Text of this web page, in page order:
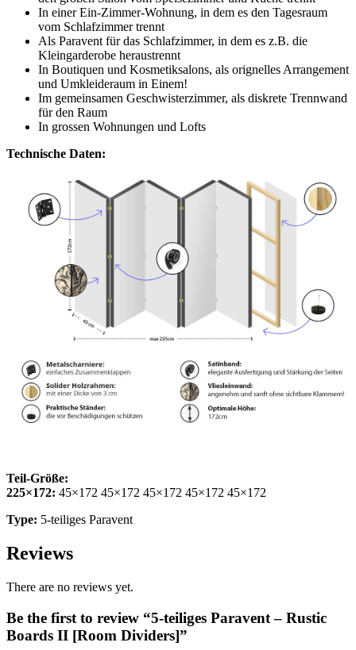
In einer Ein-Zimmer-Wohnung, in dem es den Tagesraum
vom Schlafzimmer trennt
Als Paravent für das Schlafzimmer, in dem es z.B. die
Kleingarderobe heraustrennt
In Boutiquen und Kosmetiksalons, als orignelles Arrangement
und Umkleideraum in Einem!
Im gemeinsamen Geschwisterzimmer, als diskrete Trennwand
für den Raum
In grossen Wohnungen und Lofts
Technische Daten:
Teil-Größe:
225×172: 45×172 45×172 45×172 45×172 45×172
Type: 5-teiliges Paravent
Reviews
There are no reviews yet.
Be the first to review “5-teiliges Paravent – Rustic
Boards II [Room Dividers]”